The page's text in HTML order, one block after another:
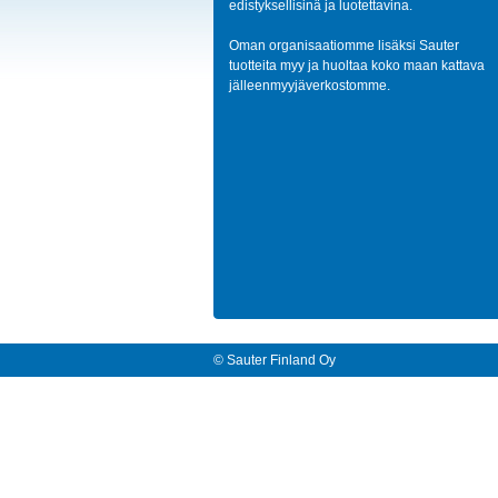
edistyksellisinä ja luotettavina.
Oman organisaatiomme lisäksi Sauter
tuotteita myy ja huoltaa koko maan kattava
jälleenmyyjäverkostomme.
© Sauter Finland Oy